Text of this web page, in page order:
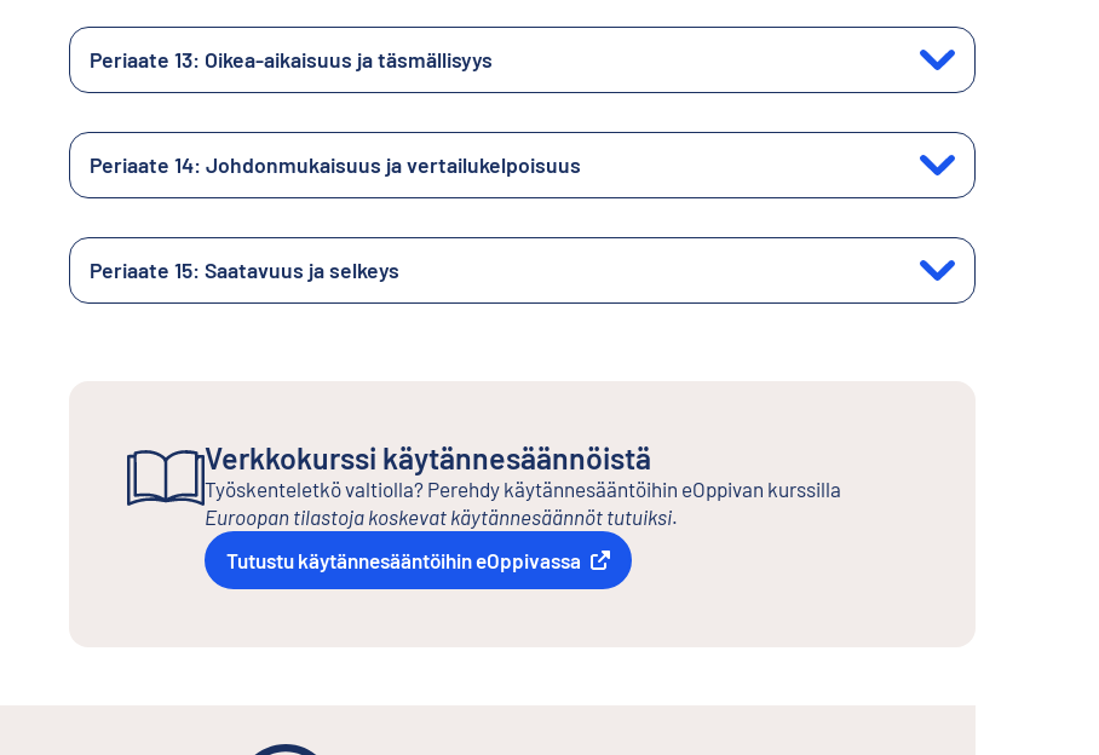
Periaate 13: Oikea-aikaisuus ja täsmällisyys
Periaate 14: Johdonmukaisuus ja vertailukelpoisuus
Periaate 15: Saatavuus ja selkeys
Verkkokurssi käytännesäännöistä
Työskenteletkö valtiolla? Perehdy käytännesääntöihin eOppivan kurssilla
Euroopan tilastoja koskevat käytännesäännöt tutuiksi.
Tutustu käytännesääntöihin eOppivassa
Ulkoinen linkki